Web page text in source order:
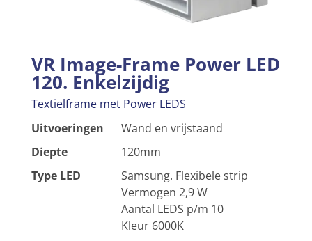
VR Image-Frame Power LED
120. Enkelzijdig
Textielframe met Power LEDS
Uitvoeringen
Wand en vrijstaand
Diepte
120mm
Type LED
Samsung. Flexibele strip
Vermogen 2,9 W
Aantal LEDS p/m 10
Kleur 6000K